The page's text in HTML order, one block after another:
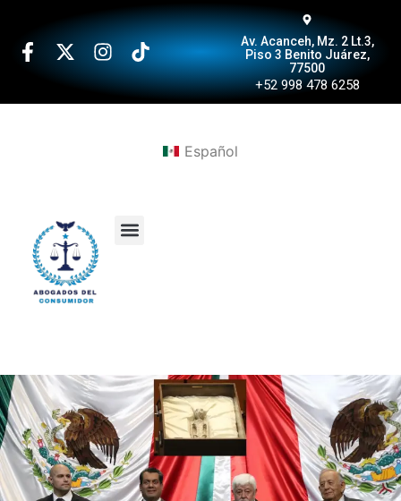
Av. Acanceh, Mz. 2 Lt.3,
Piso 3 Benito Juárez,
77500
+52 998 478 6258
Español